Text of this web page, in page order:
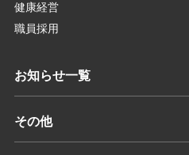
健康経営
職員採用
お知らせ一覧
その他